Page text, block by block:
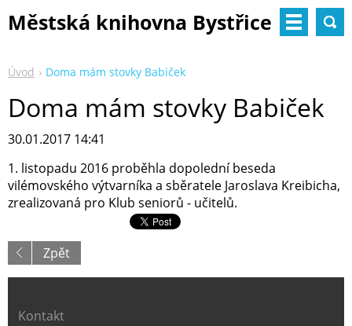
Městská knihovna Bystřice
Úvod Doma mám stovky Babiček
Doma mám stovky Babiček
30.01.2017 14:41
1. listopadu 2016 proběhla dopolední beseda
vilémovského výtvarníka a sběratele Jaroslava Kreibicha,
zrealizovaná pro Klub seniorů - učitelů.
Zpět
Kontakt